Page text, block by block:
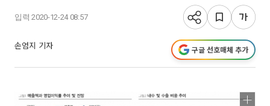
입력 2020-12-24 08:57
손엄지 기자 구글 선호매체 추가